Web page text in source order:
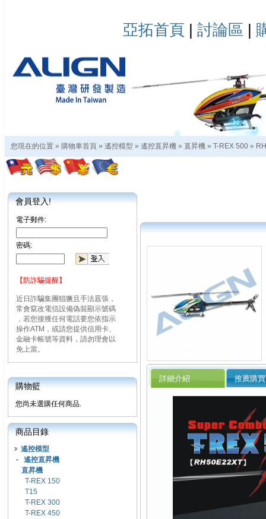
亞拓首頁 | 討論區 |
您現在的位置 » 購物車首頁 » 遙控模型 » 遙控直昇機 » 直昇機 » T-REX 500 »
會員登入!
電子郵件:
密碼:
【防詐騙提醒】
近日詐騙集團猖獗且手法囂張，
常會竄改電信設備偽裝顯示號碼
，若您接獲任何電話要您依指示
操作ATM，或請您提供信用卡、
金融卡帳號等資料，請勿理會以
免上當。
購物籃
您尚未選購任何商品.
商品目錄
遙控模型
- 遙控直昇機
直昇機
T-REX 150
T15
T-REX 300
T-REX 450
詳細介紹 推薦購